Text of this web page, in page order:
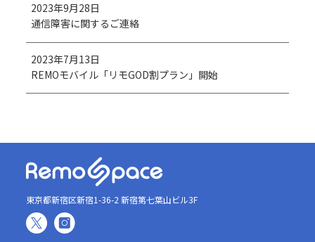
2023年9月28日
通信障害に関するご連絡
2023年7月13日
REMOモバイル「リモGOD割プラン」開始
東京都新宿区新宿1-36-2 新宿第七葉山ビル3F